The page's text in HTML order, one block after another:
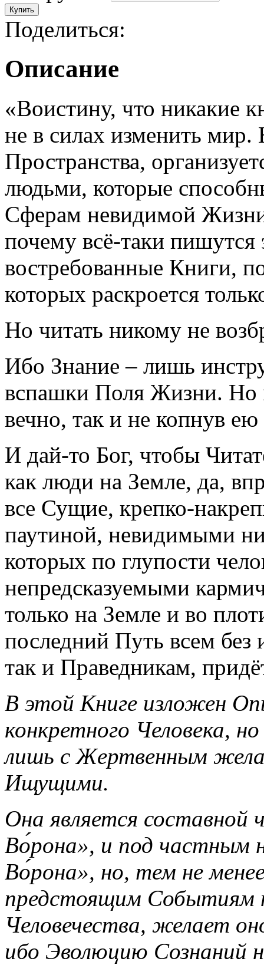
Поделиться:
Описание
«Воистину, что никакие
не в силах изменить мир.
Пространства,
людьми, которые
Сферам невидимой
почему всё-таки
востребованные Книги,
которых раскроется
Но читать никому не
Ибо Знание – лишь
вспашки Поля Жизни. Но
вечно, так и не копнув ею
И дай-то Бог, чтобы
как люди на Земле, да,
все Сущие, крепко-
паутиной, невидимыми
которых по глупости
непредсказуемыми
только на Земле и во
последний Путь всем
так и Праведникам,
В этой Книге изложен
конкретного Человека,
лишь с Жертвенным
Ищущими.
Она является составной
Во́рона», и под частным
Во́рона», но, тем не
предстоящим Событиям
Человечества, желает
ибо Эволюцию Сознаний